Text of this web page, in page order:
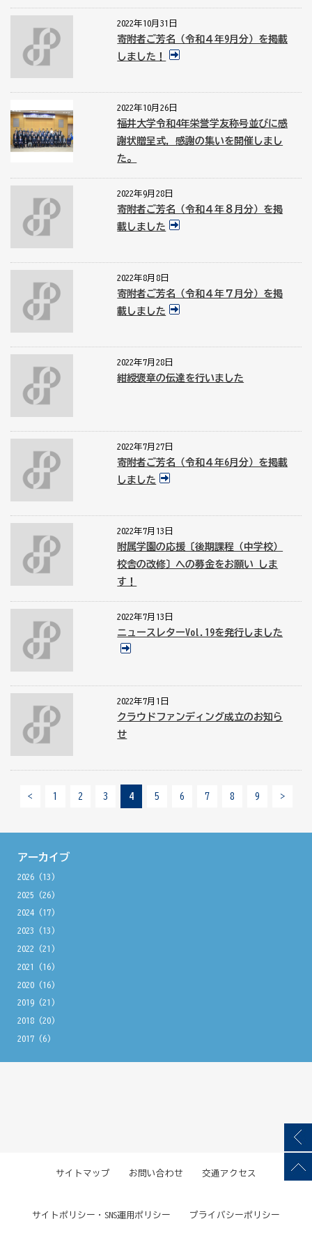
2022年10月31日
寄附者ご芳名（令和４年9月分）を掲載
しました！
2022年10月26日
福井大学令和4年栄誉学友称号並びに感
謝状贈呈式，感謝の集いを開催しまし
た。
2022年9月28日
寄附者ご芳名（令和４年８月分）を掲
載しました
2022年8月8日
寄附者ご芳名（令和４年７月分）を掲
載しました
2022年7月28日
紺綬褒章の伝達を行いました
2022年7月27日
寄附者ご芳名（令和４年6月分）を掲載
しました
2022年7月13日
附属学園の応援〔後期課程（中学校）
校舎の改修〕への募金をお願い しま
す！
2022年7月13日
ニュースレターVol.19を発行しました
2022年7月1日
クラウドファンディング成立のお知ら
せ
< 1 2 3 4 5 6 7 8 9 >
アーカイブ
2026(13)
2025 (26)
2024(17)
2023 (13)
2022 (21)
2021
(16)
2020(16)
2019(21)
2018(20)
2017(6)
サイトマップ お問い合わせ 交通アクセス
サイトポリシー・SNS運用ポリシー プライバシーポリシー